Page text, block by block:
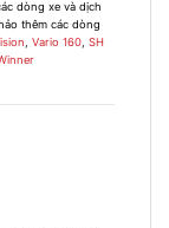
dòng xe và dịch
thêm các dòng
, Vario 160, SH